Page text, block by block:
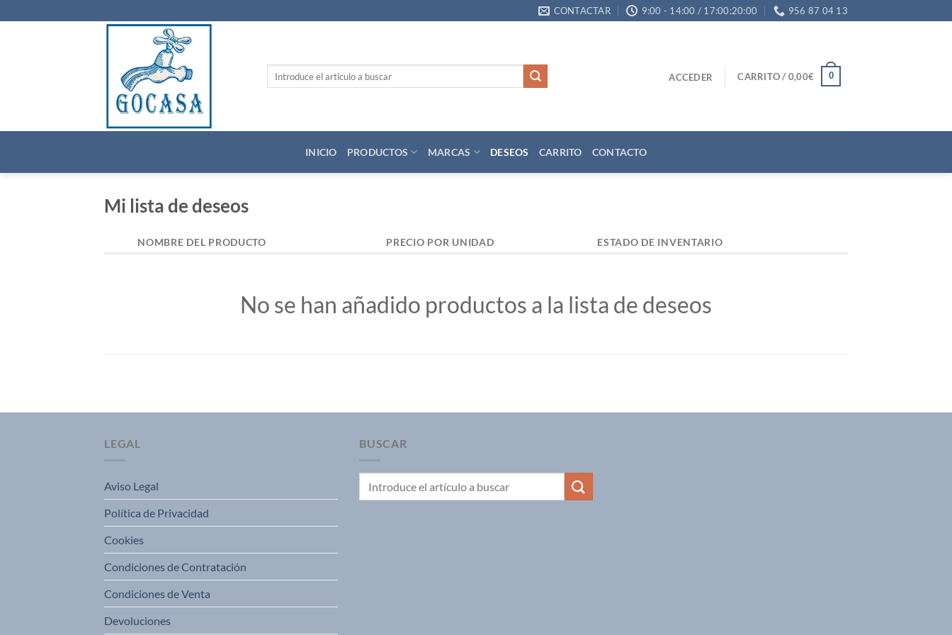
al
CONTACTAR 9:00 - 14:00 / 17:00:20:00 956 87 04 13
ACCEDER CARRITO / 0,00€ 0
INICIO PRODUCTOS MARCAS DESEOS CARRITO CONTACTO
Mi lista de deseos
NOMBRE DEL PRODUCTO PRECIO POR UNIDAD ESTADO DE INVENTARIO
No se han añadido productos a la lista de deseos
LEGAL
Aviso Legal
Política de Privacidad
Cookies
Condiciones de Contratación
Condiciones de Venta
Devoluciones
BUSCAR